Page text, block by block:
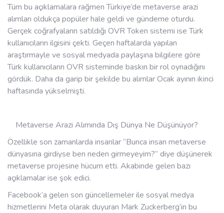
Tüm bu açıklamalara rağmen Türkiye’de metaverse arazi
alımları oldukça popüler hale geldi ve gündeme oturdu.
Gerçek coğrafyaların satıldığı OVR Token sistemi ise Türk
kullanıcıların ilgisini çekti. Geçen haftalarda yapılan
araştırmayle ve sosyal medyada paylaşına bilgilere göre
Türk kullanıcıların OVR sisteminde baskın bir rol oynadığını
gördük. Daha da garip bir şekilde bu alımlar Ocak ayının ikinci
haftasında yükselmişti.
Metaverse Arazi Alımında Dış Dünya Ne Düşünüyor?
Özellikle son zamanlarda insanlar “Bunca insan metaverse
dünyasına girdiyse ben neden girmeyeyim?” diye düşünerek
metaverse projesine hücum etti. Akabinde gelen bazı
açıklamalar ise şok edici.
Facebook’a gelen son güncellemeler ile sosyal medya
hizmetlerini Meta olarak duyuran Mark Zuckerberg’in bu